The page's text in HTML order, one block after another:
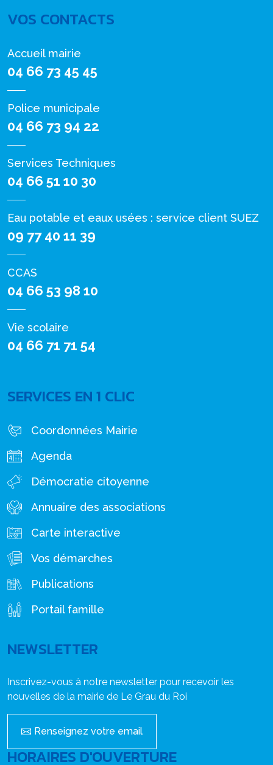
VOS CONTACTS
Accueil mairie
04 66 73 45 45
Police municipale
04 66 73 94 22
Services Techniques
04 66 51 10 30
Eau potable et eaux usées : service client SUEZ
09 77 40 11 39
CCAS
04 66 53 98 10
Vie scolaire
04 66 71 71 54
SERVICES EN 1 CLIC
Coordonnées Mairie
Agenda
Démocratie citoyenne
Annuaire des associations
Carte interactive
Vos démarches
Publications
Portail famille
NEWSLETTER
Inscrivez-vous à notre newsletter pour recevoir les
nouvelles de la mairie de Le Grau du Roi
Renseignez votre email
HORAIRES D'OUVERTURE